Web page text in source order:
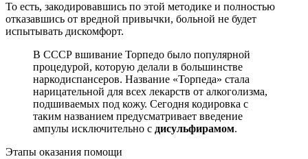
То есть, закодировавшись по этой методике и полностью
отказавшись от вредной привычки, больной не будет
испытывать дискомфорт.
В СССР вшивание Торпедо было популярной
процедурой, которую делали в большинстве
наркодиспансеров. Название «Торпеда» стала
нарицательной для всех лекарств от алкоголизма,
подшиваемых под кожу. Сегодня кодировка с
таким названием предусматривает введение
ампулы исключительно с дисульфирамом.
Этапы оказания помощи